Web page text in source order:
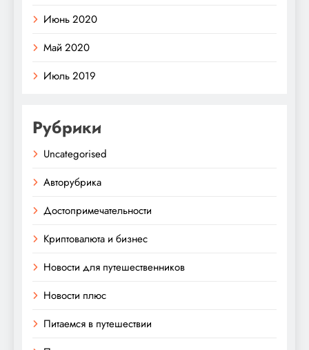
Июнь 2020
Май 2020
Июль 2019
Рубрики
Uncategorised
Авторубрика
Достопримечательности
Криптовалюта и бизнес
Новости для путешественников
Новости плюс
Питаемся в путешествии